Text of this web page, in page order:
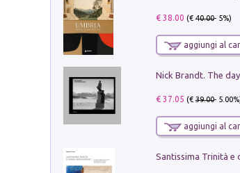
€ 38.00 (€40.00- 5%)
aggiungi al
Nick Brandt. The
€ 37.05 (€39.00-
aggiungi al